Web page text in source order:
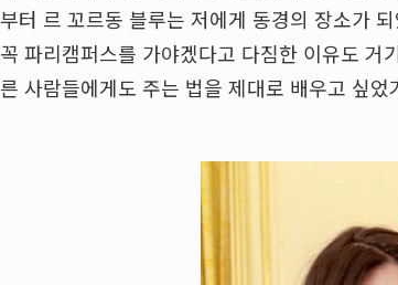
부터 르 꼬르동 블루는 저에게 동경의 장소가
꼭 파리캠퍼스를 가야겠다고 다짐한 이유도
른 사람들에게도 주는 법을 제대로 배우고 싶었